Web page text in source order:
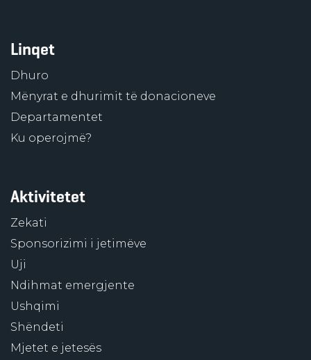
Linqet
Dhuro
Mënyrat e dhurimit të donacioneve
Departamentet
Ku operojmë?
Aktivitetet
Zekati
Sponsorizimi i jetimëve
Uji
Ndihmat emergjente
Ushqimi
Shëndeti
Mjetet e jetesës